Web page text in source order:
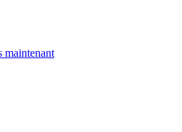
maintenant